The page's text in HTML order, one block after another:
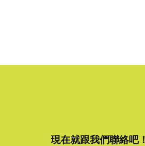
現在就跟我們聯絡吧！